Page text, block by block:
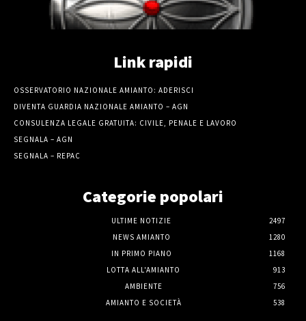
Link rapidi
OSSERVATORIO NAZIONALE AMIANTO: ADERISCI
DIVENTA GUARDIA NAZIONALE AMIANTO – AGN
CONSULENZA LEGALE GRATUITA: CIVILE, PENALE E LAVORO
SEGNALA – AGN
SEGNALA – REPAC
Categorie popolari
ULTIME NOTIZIE
2497
NEWS AMIANTO
1280
IN PRIMO PIANO
1168
LOTTA ALL'AMIANTO
913
AMBIENTE
756
AMIANTO E SOCIETÀ
538